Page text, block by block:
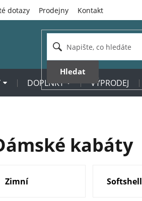
dotazy Prodejny Kontakt
Hledat
DOPLŇKY VÝPRODEJ
kabáty
Zimní Softshell